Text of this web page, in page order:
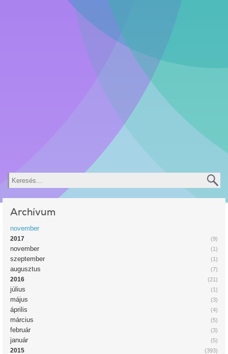
Keresés
Archívum
november
(9)
2017
(1)
november
(1)
szeptember
(7)
augusztus
(21)
2016
(1)
július
(3)
május
(4)
április
(5)
március
(3)
február
(5)
január
(393)
2015